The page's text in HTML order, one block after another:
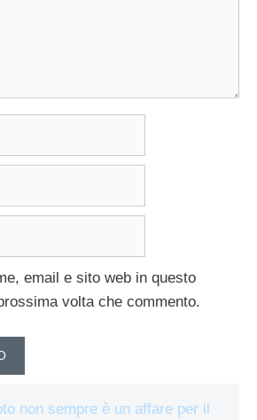
email e sito web in questo
volta che commento.
non sempre è un affare per il